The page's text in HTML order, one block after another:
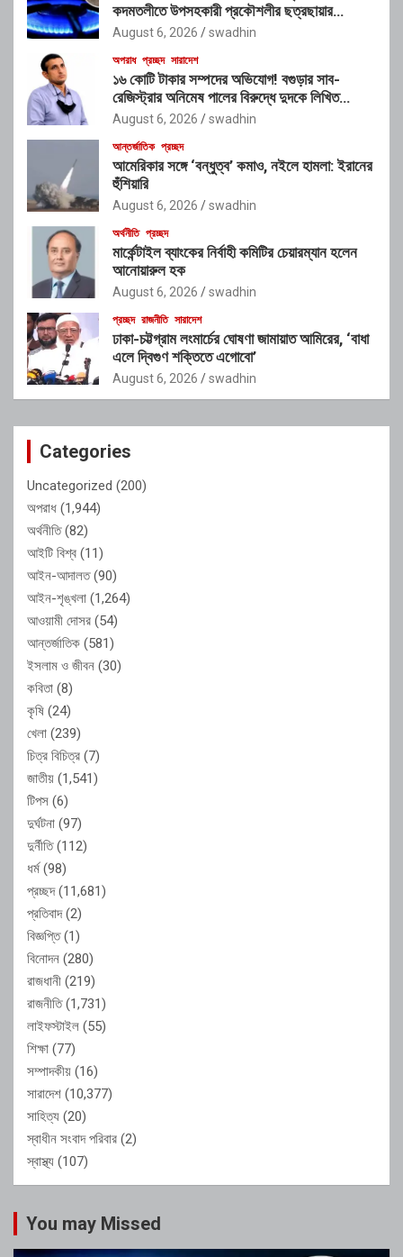
কদমতলীতে উপসহকারী প্রকৌশলীর ছত্রছায়ার
অভিযোগ
August 6, 2026 swadhin
অপরাধ প্রচ্ছদ সারাদেশ
১৬ কোটি টাকার সম্পদের অভিযোগ! বগুড়ার সাব-
রেজিস্ট্রার অনিমেষ পালের বিরুদ্ধে দুদকে লিখিত
অভিযোগ
August 6, 2026 swadhin
আন্তর্জাতিক প্রচ্ছদ
আমেরিকার সঙ্গে ‘বন্ধুত্ব’ কমাও, নইলে হামলা: ইরানের
হুঁশিয়ারি
August 6, 2026 swadhin
অর্থনীতি প্রচ্ছদ
মার্কেন্টাইল ব্যাংকের নির্বাহী কমিটির চেয়ারম্যান হলেন
আনোয়ারুল হক
August 6, 2026 swadhin
প্রচ্ছদ রাজনীতি সারাদেশ
ঢাকা-চট্টগ্রাম লংমার্চের ঘোষণা জামায়াত আমিরের, ‘বাধা
এলে দ্বিগুণ শক্তিতে এগোবো’
August 6, 2026 swadhin
Categories
Uncategorized (200)
অপরাধ (1,944)
অর্থনীতি(82)
আইটি বিশ্ব (11)
আইন-আদালত(90)
আইন-শৃঙ্খলা (1,264)
আওয়ামী দোসর (54)
আন্তর্জাতিক (581)
ইসলাম ও জীবন (30)
কবিতা (8)
কৃষি (24)
খেলা (239)
চিত্র বিচিত্র (7)
জাতীয় (1,541)
টিপস (6)
দুর্ঘটনা (97)
দুর্নীতি(112)
ধর্ম(98)
প্রচ্ছদ(11,681)
প্রতিবাদ(2)
বিজ্ঞপ্তি(1)
বিনোদন (280)
রাজধানী (219)
রাজনীতি(1,731)
লাইফস্টাইল (55)
শিক্ষা (77)
সম্পাদকীয় (16)
সারাদেশ (10,377)
সাহিত্য (20)
স্বাধীন সংবাদ পরিবার (2)
স্বাস্থ্য (107)
You may Missed